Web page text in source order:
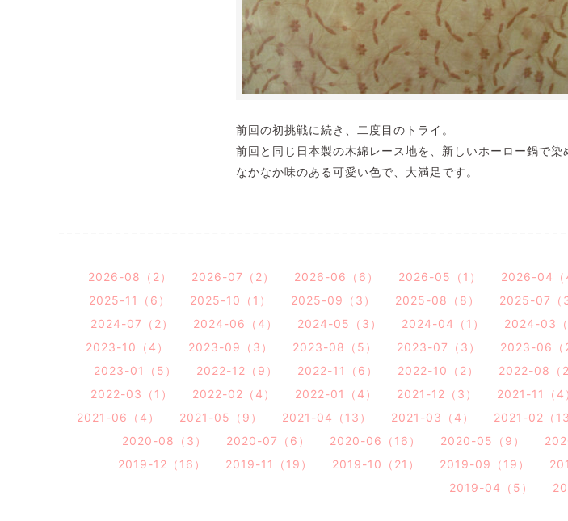
前回の初挑戦に続き、二度目のトライ。
前回と同じ日本製の木綿レース地を、新しいホーロー鍋で染
なかなか味のある可愛い色で、大満足です。
2026-08（2） 2026-07（2） 2026-06（6） 2026-05（1） 2026-04（
2025-11（6）
2025-10（1） 2025-09（3） 2025-08（8） 2025-07（3
2024-07（2）
2024-06（4） 2024-05（3） 2024-04（1） 2024-03（
2023-10（4）
2023-09（3） 2023-08（5） 2023-07（3） 2023-06（2
2023-01（5）
2022-12（9） 2022-11（6） 2022-10（2） 2022-08（2
2022-03（1）
2022-02（4） 2022-01（4） 2021-12（3） 2021-11（4
2021-06（4）
2021-05（9） 2021-04（13） 2021-03（4） 2021-02（13
2020-08（3）
2020-07（6） 2020-06（16） 2020-05（9）
2019-12（16）
2019-11（19） 2019-10（21） 2019-09（19）
2019-04（5）